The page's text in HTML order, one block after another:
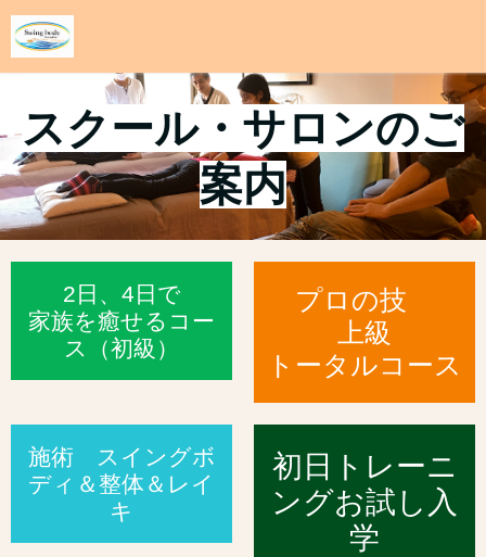
スクール・サロンのご
案内
2日、4日で
家族を癒せるコー
ス（初級）
プロの技
上級
トータルコース
施術 スイングボ
ディ＆整体＆レイ
キ
初日トレーニ
ングお試し入
学